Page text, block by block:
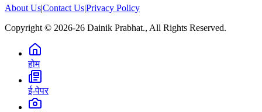
About Us|Contact Us|Privacy Policy
Copyright © 2026-26 Dainik Prabhat., All Rights Reserved.
होम
ई-पेपर